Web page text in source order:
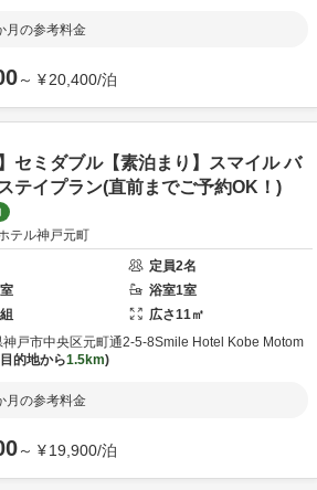
月の参考料金
～ ¥20,400/泊
】セミダブル【素泊まり】スマイル バ
テイプラン(直前までご予約OK！)
テル神戸元町
定員2名
室 浴室1室
組 広さ11㎡
神戸市中央区元町通2-5-8Smile Hotel Kobe Motom
目的地から1.5km
月の参考料金
～ ¥19,900/泊